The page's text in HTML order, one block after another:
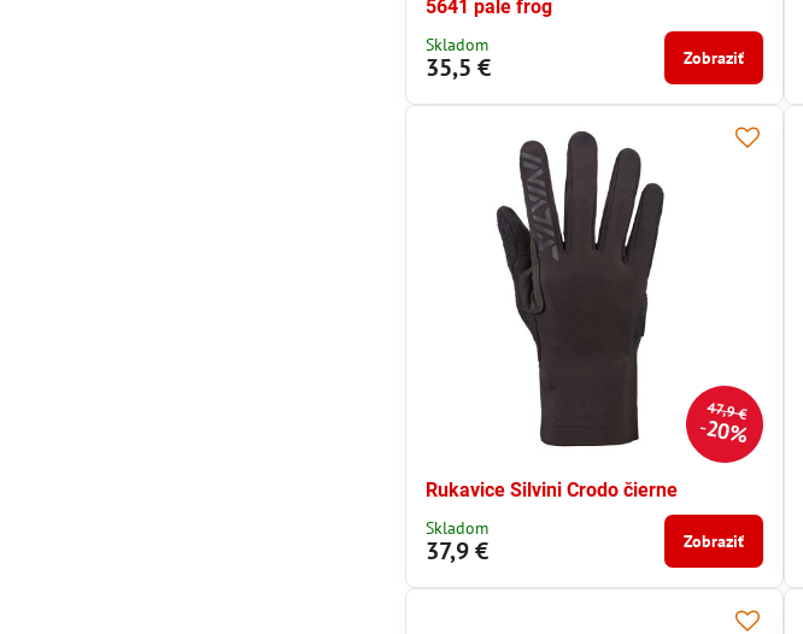
5641 pale frog
Skladom
35,5 € Zobraziť
47,9 €
20%
Rukavice Silvini Crodo čierne
Skladom
37,9 € Zobraziť